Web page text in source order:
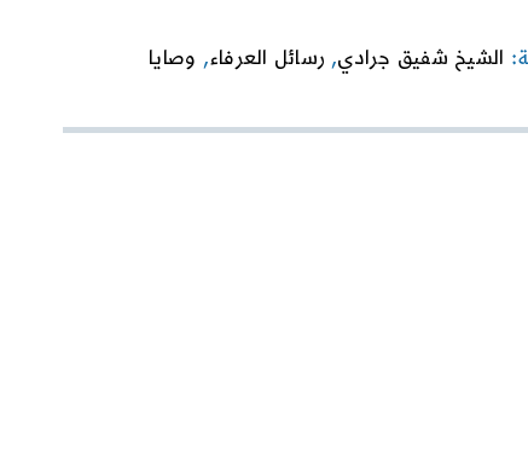
الشيخ شفيق جرادي, رسائل العرفاء, وصايا